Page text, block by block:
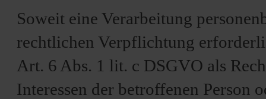
Soweit eine Verarbeitung
rechtlichen Verpflichtung
Art. 6 Abs. 1 lit. c DSGVO als
Interessen der betroffenen Person